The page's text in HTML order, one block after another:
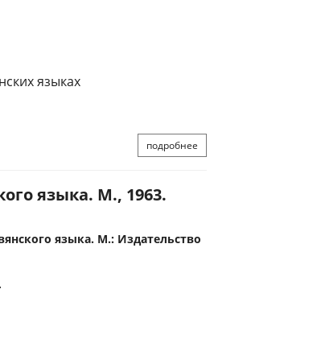
языках
подробнее
языка. М., 1963.
языка. М.: Издательство